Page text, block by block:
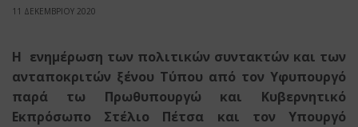
11 ΔΕΚΕΜΒΡΙΟΥ 2020
Η ενημέρωση των πολιτικών συντακτών και των
ανταποκριτών ξένου Τύπου από τον Υφυπουργό
παρά τω Πρωθυπουργώ και Κυβερνητικό
Εκπρόσωπο Στέλιο Πέτσα και τον Υπουργό